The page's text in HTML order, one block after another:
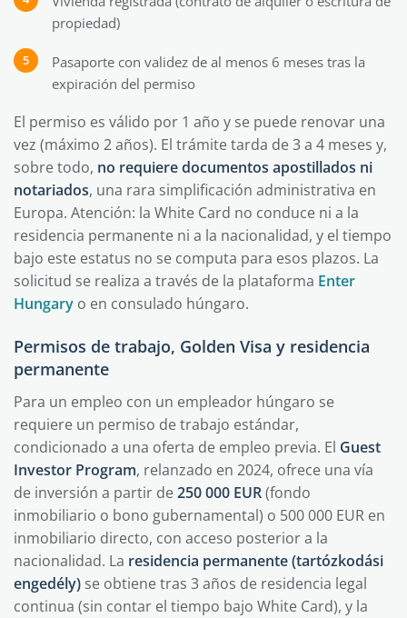
propiedad)
Pasaporte con validez de al menos 6 meses tras la
expiración del permiso
El permiso es válido por 1 año y se puede renovar una
vez (máximo 2 años). El trámite tarda de 3 a 4 meses y,
sobre todo, no requiere documentos apostillados ni
notariados, una rara simplificación administrativa en
Europa. Atención: la White Card no conduce ni a la
residencia permanente ni a la nacionalidad, y el tiempo
bajo este estatus no se computa para esos plazos. La
solicitud se realiza a través de la plataforma Enter
Hungary o en consulado húngaro.
Permisos de trabajo, Golden Visa y residencia
permanente
Para un empleo con un empleador húngaro se
requiere un permiso de trabajo estándar,
condicionado a una oferta de empleo previa. El Guest
Investor Program, relanzado en 2024, ofrece una vía
de inversión a partir de250 000 EUR(fondo
inmobiliario o bono gubernamental) o 500 000 EUR en
inmobiliario directo, con acceso posterior a la
nacionalidad. La residencia permanente (tartózkodási
engedély) se obtiene tras 3 años de residencia legal
continua (sin contar el tiempo bajo White Card), y la